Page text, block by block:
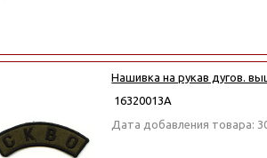
Нашивка на рукав дугов.
16320013А
Дата добавления товара: